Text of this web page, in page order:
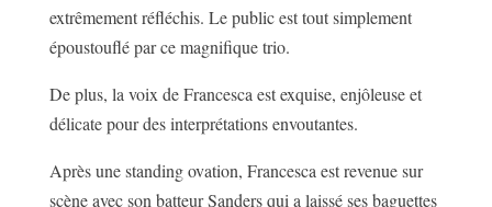
extrêmement réfléchis. Le public est tout simplement
époustouflé par ce magnifique trio.
De plus, la voix de Francesca est exquise, enjôleuse et
délicate pour des interprétations envoutantes.
Après une standing ovation, Francesca est revenue sur
scène avec son batteur Sanders qui a laissé ses baguettes